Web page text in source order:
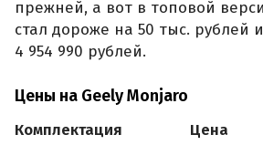
прежней, а вот в топовой
стал дороже на 50 тыс. рублей
4 954 990 рублей.
Цены на Geely Monjaro
Комплектация Цена